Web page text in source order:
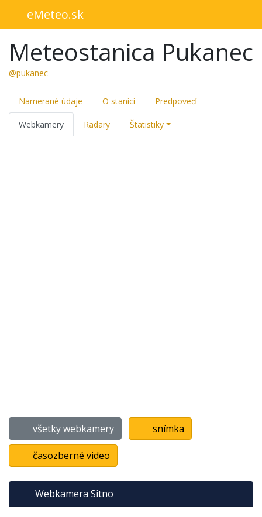
eMeteo.sk
Meteostanica Pukanec
@pukanec
Namerané údaje O stanici Predpoveď
Webkamery Radary Štatistiky
všetky webkamery snímka
časozberné video
Webkamera Sitno